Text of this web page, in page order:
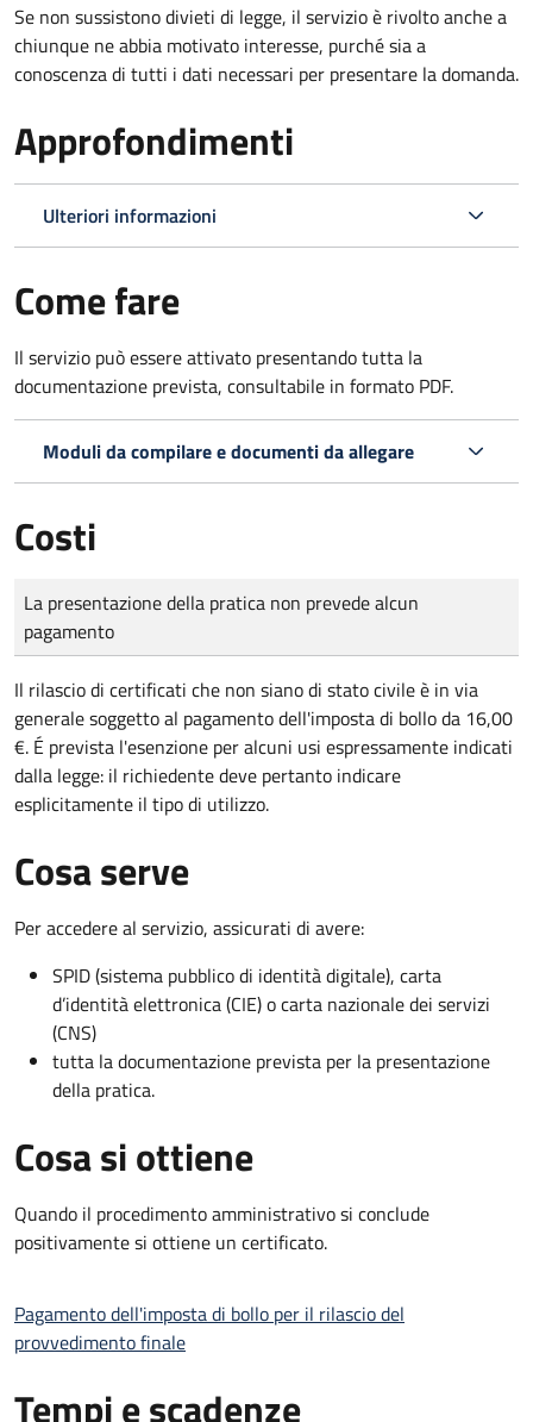
Se non sussistono divieti di legge, il servizio è rivolto anche a
chiunque ne abbia motivato interesse, purché sia a
conoscenza di tutti i dati necessari per presentare la domanda.
Approfondimenti
Ulteriori informazioni
Come fare
Il servizio può essere attivato presentando tutta la
documentazione prevista, consultabile in formato PDF.
Moduli da compilare e documenti da allegare
Costi
Tipo di pagamento
Importo
La presentazione della pratica non prevede alcun
pagamento
Il rilascio di certificati che non siano di stato civile è in via
generale soggetto al pagamento dell'imposta di bollo da 16,00
€. É prevista l'esenzione per alcuni usi espressamente indicati
dalla legge: il richiedente deve pertanto indicare
esplicitamente il tipo di utilizzo.
Cosa serve
Per accedere al servizio, assicurati di avere:
SPID (sistema pubblico di identità digitale), carta
d’identità elettronica (CIE) o carta nazionale dei servizi
(CNS)
tutta la documentazione prevista per la presentazione
della pratica.
Cosa si ottiene
Quando il procedimento amministrativo si conclude
positivamente si ottiene un certificato.
Pagamento dell'imposta di bollo per il rilascio del
provvedimento finale
Tempi e scadenze